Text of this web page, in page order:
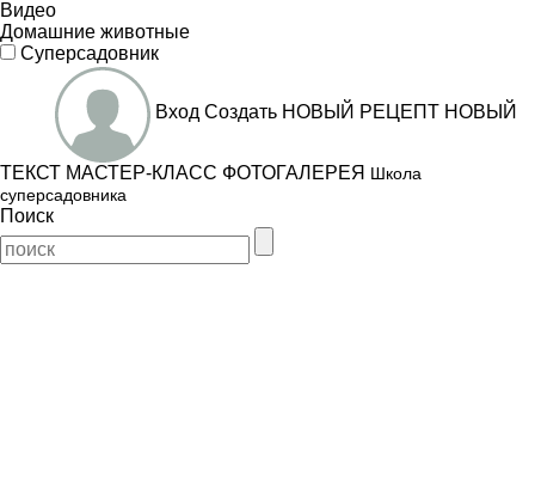
Видео
Домашние животные
Суперсадовник
Вход Создать НОВЫЙ РЕЦЕПТ НОВЫЙ
ТЕКСТ МАСТЕР-КЛАСС ФОТОГАЛЕРЕЯ Школа
суперсадовника
Поиск